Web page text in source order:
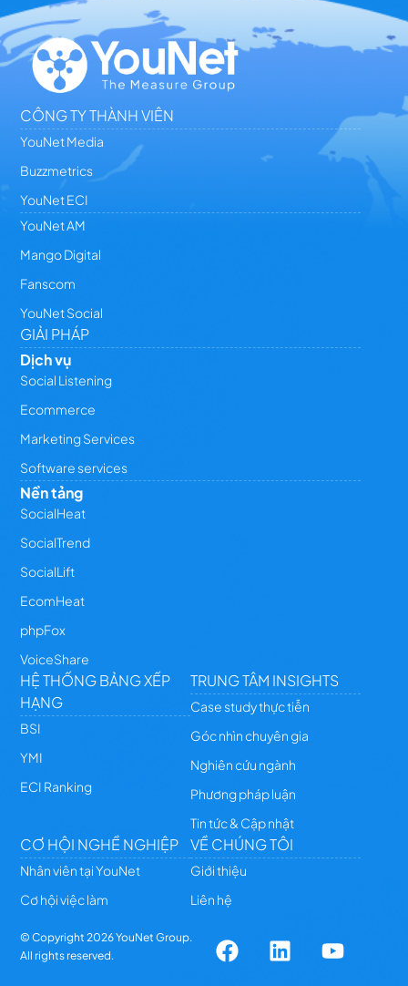
CÔNG TY THÀNH VIÊN
YouNet Media
Buzzmetrics
YouNet ECI
YouNet AM
Mango Digital
Fanscom
YouNet Social
GIẢI PHÁP
Dịch vụ
Social Listening
Ecommerce
Marketing Services
Software services
Nền tảng
SocialHeat
SocialTrend
SocialLift
EcomHeat
phpFox
VoiceShare
HỆ THỐNG BẢNG XẾP
HẠNG
BSI
YMI
ECI Ranking
TRUNG TÂM INSIGHTS
Case study thực tiễn
Góc nhìn chuyên gia
Nghiên cứu ngành
Phương pháp luận
Tin tức & Cập nhật
CƠ HỘI NGHỀ NGHIỆP
Nhân viên tại YouNet
Cơ hội việc làm
VỀ CHÚNG TÔI
Giới thiệu
Liên hệ
© Copyright2026YouNet Group.
All rights reserved.